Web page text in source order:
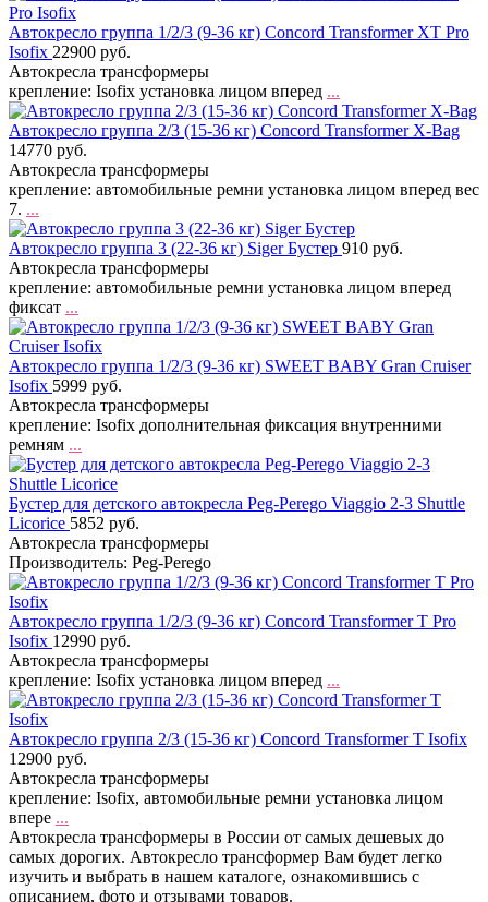
Автокресло группа 1/2/3 (9-36 кг) Concord Transformer XT Pro
Isofix 22900 руб.
Автокресла трансформеры
крепление: Isofix установка лицом вперед ...
Автокресло группа 2/3 (15-36 кг) Concord Transformer X-Bag
14770 руб.
Автокресла трансформеры
крепление: автомобильные ремни установка лицом вперед вес
7. ...
Автокресло группа 3 (22-36 кг) Siger Бустер 910 руб.
Автокресла трансформеры
крепление: автомобильные ремни установка лицом вперед
фиксат ...
Автокресло группа 1/2/3 (9-36 кг) SWEET BABY Gran Cruiser
Isofix 5999 руб.
Автокресла трансформеры
крепление: Isofix дополнительная фиксация внутренними
ремням ...
Бустер для детского автокресла Peg-Perego Viaggio 2-3 Shuttle
Licorice 5852 руб.
Автокресла трансформеры
Производитель: Peg-Perego
Автокресло группа 1/2/3 (9-36 кг) Concord Transformer T Pro
Isofix 12990 руб.
Автокресла трансформеры
крепление: Isofix установка лицом вперед ...
Автокресло группа 2/3 (15-36 кг) Concord Transformer T Isofix
12900 руб.
Автокресла трансформеры
крепление: Isofix, автомобильные ремни установка лицом
впере ...
Автокресла трансформеры в России от самых дешевых до
самых дорогих. Автокресло трансформер Вам будет легко
изучить и выбрать в нашем каталоге, ознакомившись с
описанием, фото и отзывами товаров.